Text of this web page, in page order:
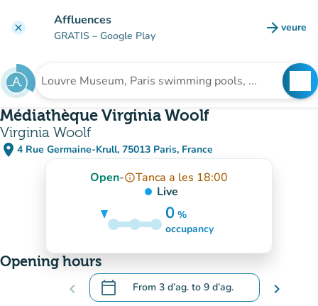
clear Affluences
GRATIS – Google Play arrow_forward veure
(new
Search for an institution
Médiathèque Virginia Woolf
Virginia Woolf
place 4 Rue Germaine-Krull, 75013 Paris, France
(open in Google Maps)
(new tab)
Open-info_outlineTanca a les 18:00
Live
0 %
15%
occupancy
Opening hours
chevron_left calendar_today From 3 d’ag. to 9 d’ag.
.Open the calendar to change dates
chevron_right